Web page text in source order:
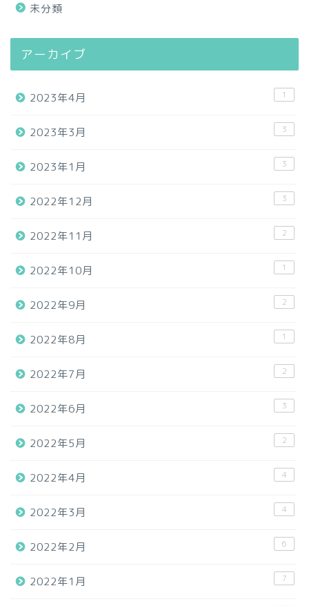
未分類
アーカイブ
2023年4月 1
2023年3月 3
2023年1月 3
2022年12月 3
2022年11月 2
2022年10月 1
2022年9月 2
2022年8月 1
2022年7月 2
2022年6月 3
2022年5月 2
2022年4月 4
2022年3月 4
2022年2月 6
2022年1月 7